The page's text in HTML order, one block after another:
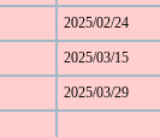
2025/02/24
2025/03/15
2025/03/29